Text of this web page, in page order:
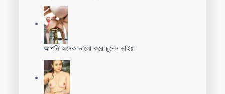
আপনি অনেক ভালো করে চুদেন ভাইয়া